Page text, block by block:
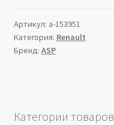
Артикул: a-153951
Категория: Renault
Бренд: ASP
Категории товаров